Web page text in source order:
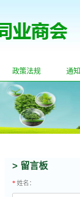
政策法规 通
> 留言板
* 姓名：